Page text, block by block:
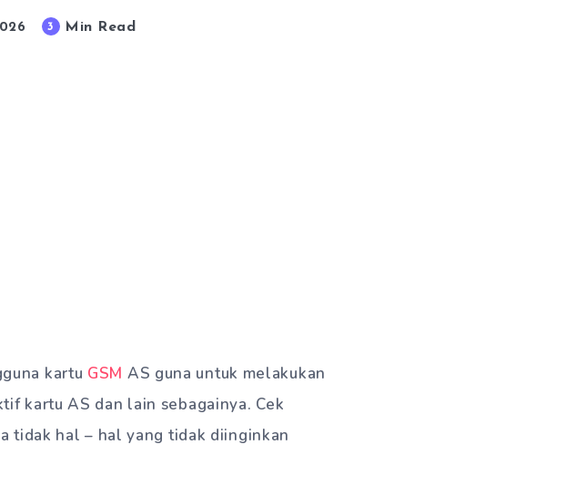
3 Min Read
kartu GSM AS guna untuk melakukan
kartu AS dan lain sebagainya. Cek
tidak hal – hal yang tidak diinginkan